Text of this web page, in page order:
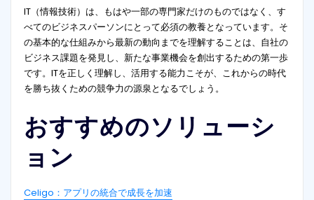
IT（情報技術）は、もはや一部の専門家だけのものではなく、す
べてのビジネスパーソンにとって必須の教養となっています。そ
の基本的な仕組みから最新の動向までを理解することは、自社の
ビジネス課題を発見し、新たな事業機会を創出するための第一歩
です。ITを正しく理解し、活用する能力こそが、これからの時代
を勝ち抜くための競争力の源泉となるでしょう。
おすすめのソリューシ
ョン
Celigo：アプリの統合で成長を加速